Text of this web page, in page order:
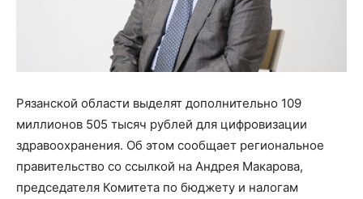
Рязанской области выделят дополнительно 109
миллионов 505 тысяч рублей для цифровизации
здравоохранения. Об этом сообщает региональное
правительство со ссылкой на Андрея Макарова,
председателя Комитета по бюджету и налогам